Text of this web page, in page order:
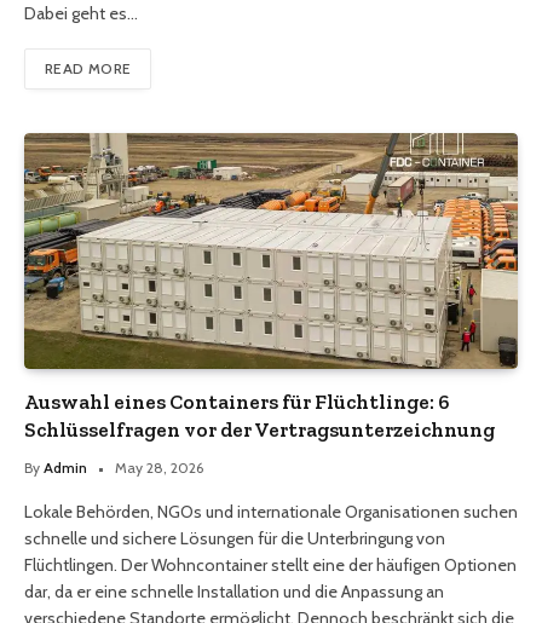
Dabei geht es…
READ MORE
Auswahl eines Containers für Flüchtlinge: 6
Schlüsselfragen vor der Vertragsunterzeichnung
By Admin May 28, 2026
Lokale Behörden, NGOs und internationale Organisationen suchen
schnelle und sichere Lösungen für die Unterbringung von
Flüchtlingen. Der Wohncontainer stellt eine der häufigen Optionen
dar, da er eine schnelle Installation und die Anpassung an
verschiedene Standorte ermöglicht. Dennoch beschränkt sich die